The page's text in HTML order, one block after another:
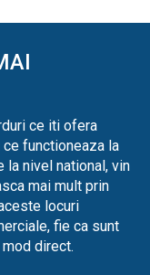
ce iti ofera
functioneaza la
la nivel national, vin
mai mult prin
locuri
fie ca sunt
direct.